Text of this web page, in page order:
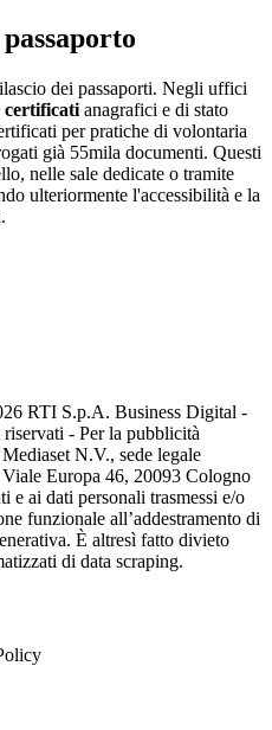
dei passaporti. Negli uffici
certificati anagrafici e di stato
per pratiche di volontaria
già 55mila documenti. Questi
nelle sale dedicate o tramite
ulteriormente l'accessibilità e la
RTI S.p.A. Business Digital -
- Per la pubblicità
N.V., sede legale
Europa 46, 20093 Cologno
e ai dati personali trasmessi e/o
funzionale all’addestramento di
È altresì fatto divieto
di data scraping.